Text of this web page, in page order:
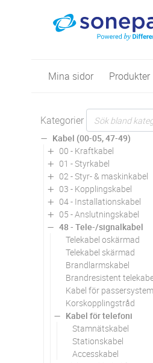
Mina sidor Produkter
Kategorier
Kabel (00-05, 47-49)
00 - Kraftkabel
01 - Styrkabel
02 - Styr- & maskinkabel
03 - Kopplingskabel
04 - Installationskabel
05 - Anslutningskabel
48 - Tele-/signalkabel
Telekabel oskärmad
Telekabel skärmad
Brandlarmskabel
Brandresistent
Kabel för passersystem
Korskopplingstråd
Kabel för telefoni
Stamnätskabel
Stationskabel
Accesskabel